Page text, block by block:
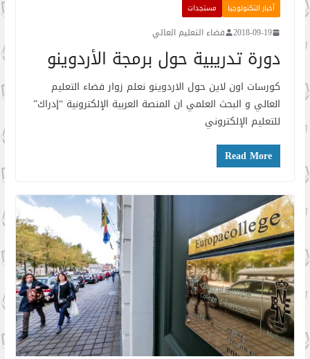
أخبار التكنولوجيا مستجدات
2018-09-19 فضاء التعليم العالي
دورة تدريبية حول برمجة الأردوينو
كورسات اون لاين حول الاردوينو نعلم زوار فضاء التعليم
العالي و البحث العلمي ان المنصة العربية الإلكترونية “إدراك”
للتعليم الإلكتروني
Read More